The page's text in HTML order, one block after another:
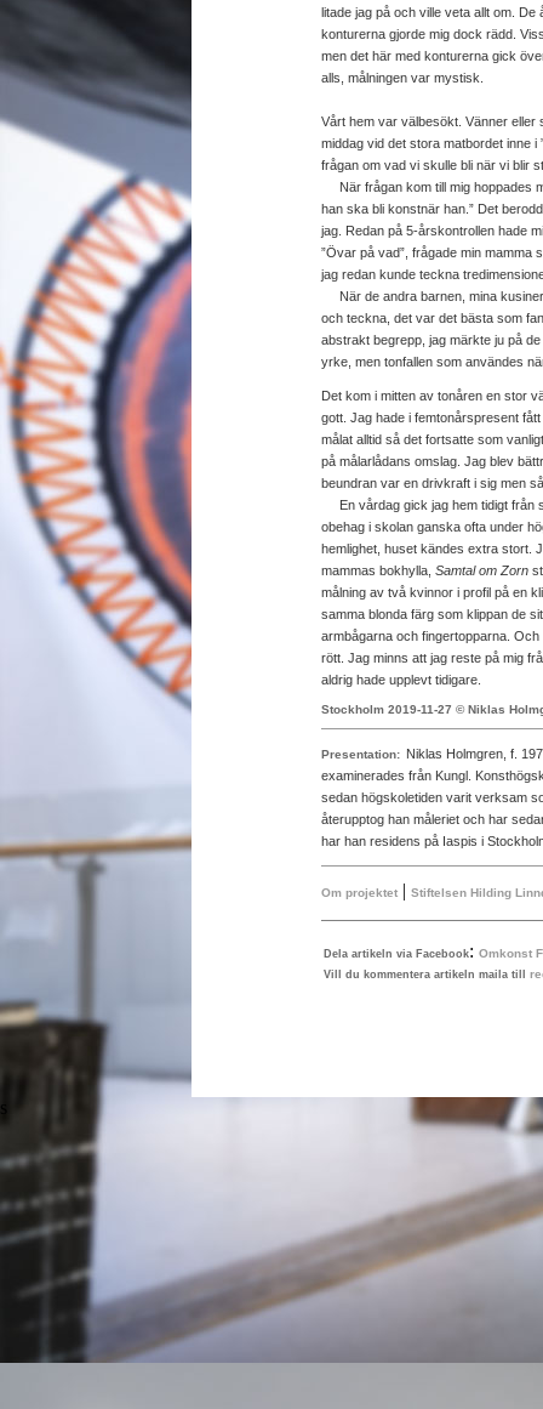
litade jag på och ville veta allt om. De
konturerna gjorde mig dock rädd.
men det här med konturerna gick
alls, målningen var mystisk.
Vårt hem var välbesökt. Vänner eller
middag vid det stora matbordet inne i
frågan om vad vi skulle bli när vi blir
När frågan kom till mig hoppades
han ska bli konstnär han.” Det
jag. Redan på 5-årskontrollen hade
”Övar på vad”, frågade min
jag redan kunde teckna
När de andra barnen, mina
och teckna, det var det bästa som
abstrakt begrepp, jag märkte ju på
yrke, men tonfallen som användes
Det kom i mitten av tonåren en stor
gott. Jag hade i femtonårspresent
målat alltid så det fortsatte som
på målarlådans omslag. Jag blev
beundran var en drivkraft i sig men
En vårdag gick jag hem tidigt från
obehag i skolan ganska ofta under
hemlighet, huset kändes extra stort.
mammas bokhylla, Samtal om Zorn
målning av två kvinnor i profil på en
samma blonda färg som klippan de
armbågarna och fingertopparna.
rött. Jag minns att jag reste på mig
aldrig hade upplevt tidigare.
Stockholm 2019-11-27 © Niklas
Presentation: Niklas Holmgren, f.
examinerades från Kungl.
sedan högskoletiden varit verksam
återupptog han måleriet och har
har han residens på Iaspis i
Om projektet | Stiftelsen Hilding
Dela artikeln via Facebook: Omkonst
Vill du kommentera artikeln maila till
s